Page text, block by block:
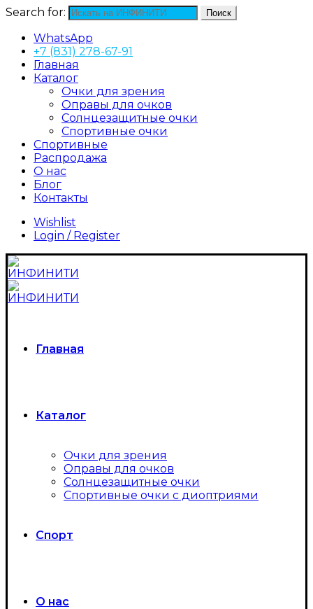
Search for: Поиск
WhatsApp
+7 (831) 278-67-91
Главная
Каталог
Очки для зрения
Оправы для очков
Солнцезащитные очки
Спортивные очки
Спортивные
Распродажа
О нас
Блог
Контакты
Wishlist
Login / Register
Главная
Каталог
Очки для зрения
Оправы для очков
Солнцезащитные очки
Спортивные очки с диоптриями
Спорт
О нас